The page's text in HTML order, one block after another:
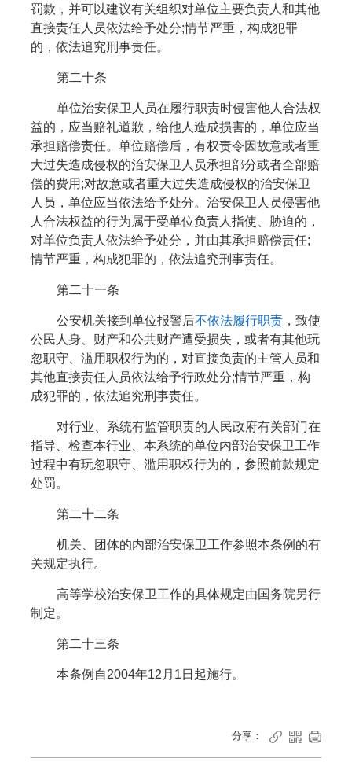
罚款，并可以建议有关组织对单位主要负责人和其他
直接责任人员依法给予处分;情节严重，构成犯罪
的，依法追究刑事责任。
第二十条
单位治安保卫人员在履行职责时侵害他人合法权
益的，应当赔礼道歉，给他人造成损害的，单位应当
承担赔偿责任。单位赔偿后，有权责令因故意或者重
大过失造成侵权的治安保卫人员承担部分或者全部赔
偿的费用;对故意或者重大过失造成侵权的治安保卫
人员，单位应当依法给予处分。治安保卫人员侵害他
人合法权益的行为属于受单位负责人指使、胁迫的，
对单位负责人依法给予处分，并由其承担赔偿责任;
情节严重，构成犯罪的，依法追究刑事责任。
第二十一条
公安机关接到单位报警后不依法履行职责，致使
公民人身、财产和公共财产遭受损失，或者有其他玩
忽职守、滥用职权行为的，对直接负责的主管人员和
其他直接责任人员依法给予行政处分;情节严重，构
成犯罪的，依法追究刑事责任。
对行业、系统有监管职责的人民政府有关部门在
指导、检查本行业、本系统的单位内部治安保卫工作
过程中有玩忽职守、滥用职权行为的，参照前款规定
处罚。
第二十二条
机关、团体的内部治安保卫工作参照本条例的有
关规定执行。
高等学校治安保卫工作的具体规定由国务院另行
制定。
第二十三条
本条例自2004年12月1日起施行。
分享：   